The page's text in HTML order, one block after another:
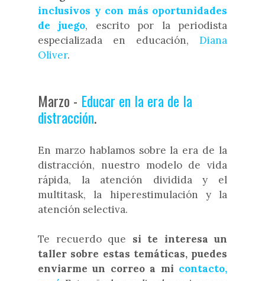
inclusivos y con más oportunidades
de juego, escrito por la periodista
especializada en educación, Diana
Oliver.
Marzo - Educar en la era de la
distracción.
En marzo hablamos sobre la era de la
distracción, nuestro modelo de vida
rápida, la atención dividida y el
multitask, la hiperestimulación y la
atención selectiva.
Te recuerdo que si te interesa un
taller sobre estas temáticas, puedes
enviarme un correo a mi contacto,